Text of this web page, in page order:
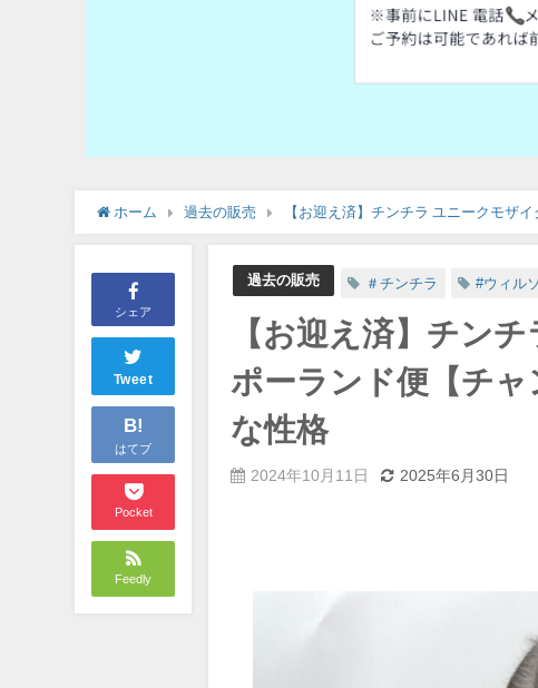
ホーム 過去の販売 【お迎え済】チンチラ ユニークモザ
シェア
Tweet
B!
はてブ
Pocket
Feedly
過去の販売 ＃チンチラ #ウィル
【お迎え済】チン
ポーランド便【チ
な性格
2024年10月11日 2025年6月30日